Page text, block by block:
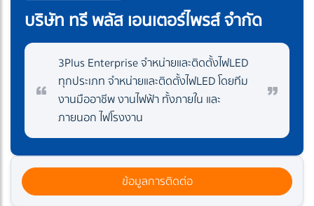
บริษัท ทรี พลัส เอนเตอร์ไพรส์ จำกัด
3Plus Enterprise จำหน่ายและติดตั้งไฟLED
ทุกประเภท จำหน่ายและติดตั้งไฟLED โดยทีม
งานมืออาชีพ งานไฟฟ้า ทั้งภายใน และ
ภายนอก ไฟโรงงาน
ข้อมูลการติดต่อ